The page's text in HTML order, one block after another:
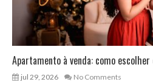
Apartamento à venda: como
jul 29, 2026 No Comments